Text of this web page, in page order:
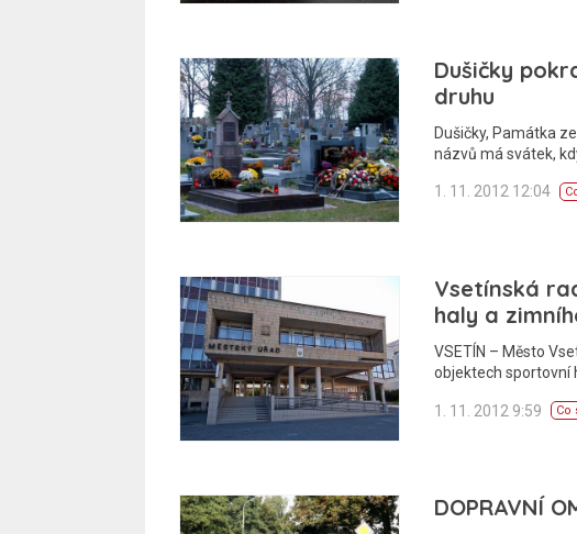
Dušičky
druhu
Dušičky, Památka
názvů má svátek,
1. 11. 2012 12:04
Vsetínská
haly a
VSETÍN – Město
objektech sportovní
1. 11. 2012 9:59 Co
DOPRAVNÍ